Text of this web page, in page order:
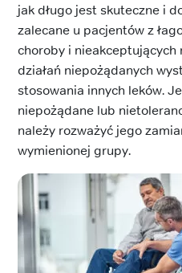
jak długo jest skuteczne i
zalecane u pacjentów z
choroby i nieakceptujących
działań niepożądanych
stosowania innych leków.
niepożądane lub
należy rozważyć jego
wymienionej grupy.